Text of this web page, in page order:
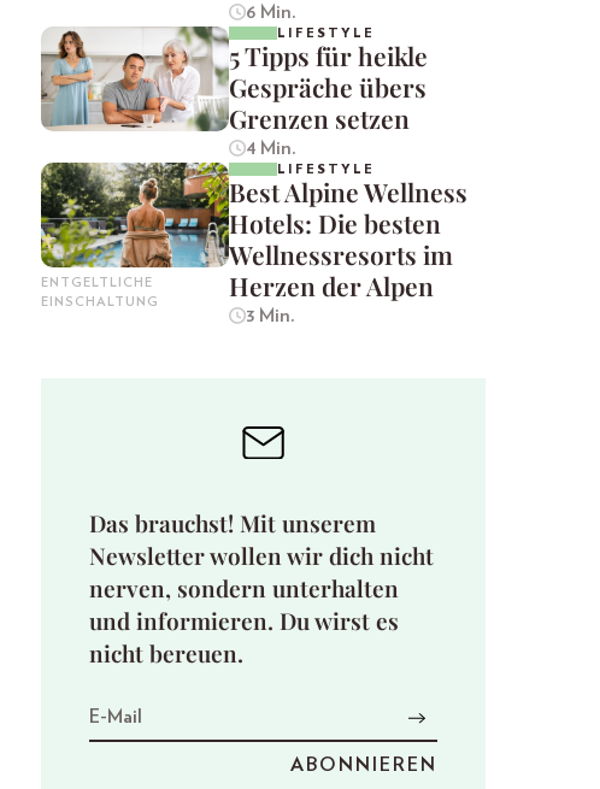
6 Min.
LIFESTYLE
5 Tipps für heikle
Gespräche übers
Grenzen setzen
4 Min.
ENTGELTLICHE
EINSCHALTUNG
LIFESTYLE
Best Alpine Wellness
Hotels: Die besten
Wellnessresorts im
Herzen der Alpen
3 Min.
Das brauchst! Mit unserem
Newsletter wollen wir dich nicht
nerven, sondern unterhalten
und informieren. Du wirst es
nicht bereuen.